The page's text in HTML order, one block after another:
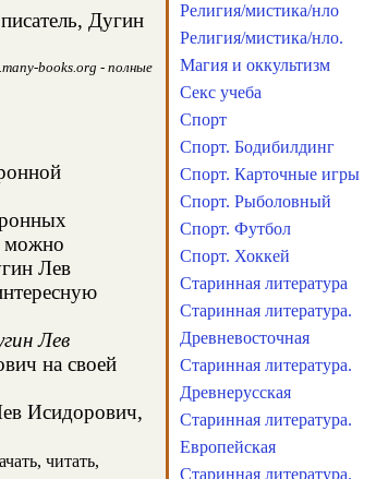
Дугин
books.org - полные
можно
Лев
Лев
на своей
Исидорович,
читать,
Религия/мистика/нло
Религия/мистика/нло.
Магия и оккультизм
Секс учеба
Спорт
Спорт. Бодибилдинг
Спорт. Карточные игры
Спорт. Рыболовный
Спорт. Футбол
Спорт. Хоккей
Старинная литература
Старинная литература.
Древневосточная
Старинная литература.
Древнерусская
Старинная литература.
Европейская
Старинная литература.